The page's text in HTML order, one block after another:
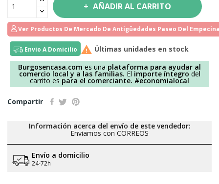
AÑADIR AL CARRITO
Ver Productos De Mercado De Antigüedades Paseo Del
Envio A Domicilio  Últimas unidades en stock
Burgosencasa.com es una plataforma para ayudar al
comercio local y a las familias. El importe íntegro del
carrito es para el comerciante. #economialocal
Compartir
Información acerca del envío de este vendedor:
Enviamos con CORREOS
Envío a domicilio
24-72h